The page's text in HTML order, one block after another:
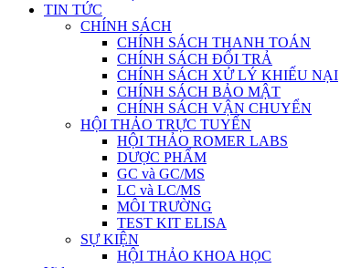
TIN TỨC
CHÍNH SÁCH
CHÍNH SÁCH THANH TOÁN
CHÍNH SÁCH ĐỔI TRẢ
CHÍNH SÁCH XỬ LÝ KHIẾU NẠI
CHÍNH SÁCH BẢO MẬT
CHÍNH SÁCH VẬN CHUYỂN
HỘI THẢO TRỰC TUYẾN
HỘI THẢO ROMER LABS
DƯỢC PHẨM
GC và GC/MS
LC và LC/MS
MÔI TRƯỜNG
TEST KIT ELISA
SỰ KIỆN
HỘI THẢO KHOA HỌC